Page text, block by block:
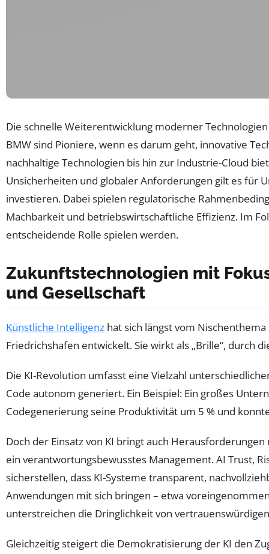
Die schnelle Weiterentwicklung moderner
BMW sind Pioniere, wenn es darum geht, innovative
nachhaltige Technologien bis hin zur Industrie-Cloud
Unsicherheiten und globaler Anforderungen gilt es für
investieren. Dabei spielen regulatorische
Machbarkeit und betriebswirtschaftliche Effizienz. Im
entscheidende Rolle spielen werden.
Zukunftstechnologien mit
und Gesellschaft
Künstliche Intelligenz hat sich längst vom
Friedrichshafen entwickelt. Sie wirkt als „Brille“, durch
Die KI-Revolution umfasst eine Vielzahl
Code autonom generiert. Ein Beispiel: Ein großes
Codegenerierung seine Produktivität um 5 % und
Doch der Einsatz von KI bringt auch
ein verantwortungsbewusstes Management. AI Trust,
sicherstellen, dass KI-Systeme transparent,
Anwendungen mit sich bringen – etwa
unterstreichen die Dringlichkeit von
Gleichzeitig steigert die Demokratisierung der KI den